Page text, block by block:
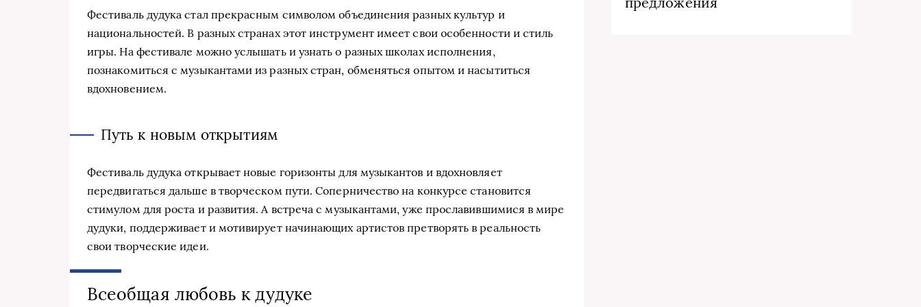
Фестиваль дудука стал прекрасным символом объединения разных культур и
национальностей. В разных странах этот инструмент имеет свои особенности и стиль
игры. На фестивале можно услышать и узнать о разных школах исполнения,
познакомиться с музыкантами из разных стран, обменяться опытом и насытиться
вдохновением.
Путь к новым открытиям
Фестиваль дудука открывает новые горизонты для музыкантов и вдохновляет
передвигаться дальше в творческом пути. Соперничество на конкурсе становится
стимулом для роста и развития. А встреча с музыкантами, уже прославившимися в мире
дудуки, поддерживает и мотивирует начинающих артистов претворять в реальность
свои творческие идеи.
Всеобщая любовь к дудуке